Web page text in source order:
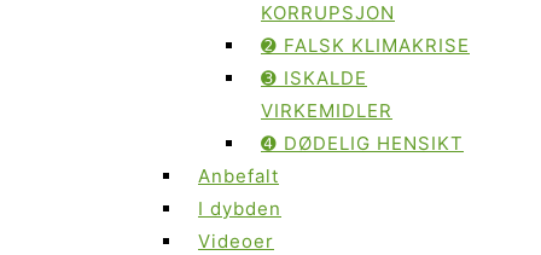
KORRUPSJON
➋ FALSK KLIMAKRISE
➌ ISKALDE
VIRKEMIDLER
➍ DØDELIG HENSIKT
Anbefalt
I dybden
Videoer